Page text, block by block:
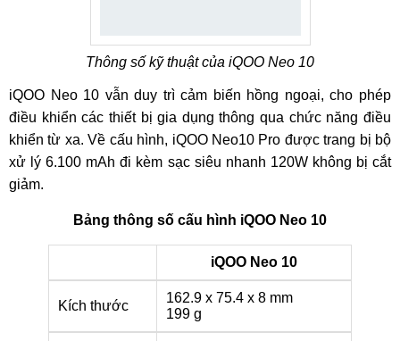
Thông số kỹ thuật của iQOO Neo 10
iQOO Neo 10 vẫn duy trì cảm biến hồng ngoại, cho phép
điều khiển các thiết bị gia dụng thông qua chức năng điều
khiển từ xa. Về cấu hình, iQOO Neo10 Pro được trang bị bộ
xử lý 6.100 mAh đi kèm sạc siêu nhanh 120W không bị cắt
giảm.
Bảng thông số cấu hình iQOO Neo 10
iQOO Neo 10
Kích thước
162.9 x 75.4 x 8 mm
199 g